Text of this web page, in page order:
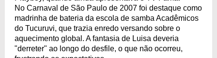
No Carnaval de São Paulo de 2007 foi destaque como
madrinha de bateria da escola de samba Acadêmicos
do Tucuruvi, que trazia enredo versando sobre o
aquecimento global. A fantasia de Luisa deveria
"derreter" ao longo do desfile, o que não ocorreu,